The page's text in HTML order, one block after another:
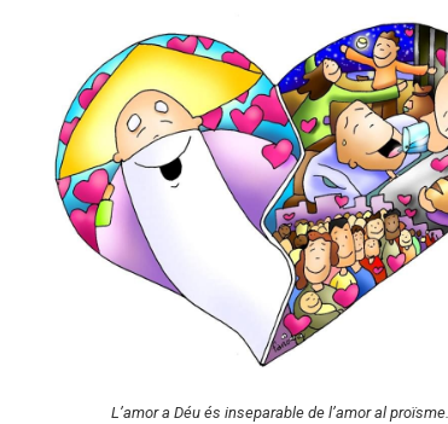
L’amor a Déu és inseparable de l’amor al proïsme.